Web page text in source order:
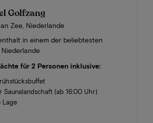
Golfzang
Zee, Niederlande
in einem der beliebtesten
für 2 Personen inklusive:
Saunalandschaft (ab 16:00 Uhr)
Lage